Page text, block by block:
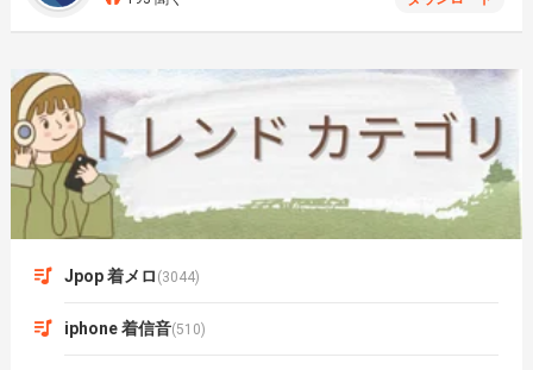
Jpop 着メロ (3044)
iphone 着信音(510)